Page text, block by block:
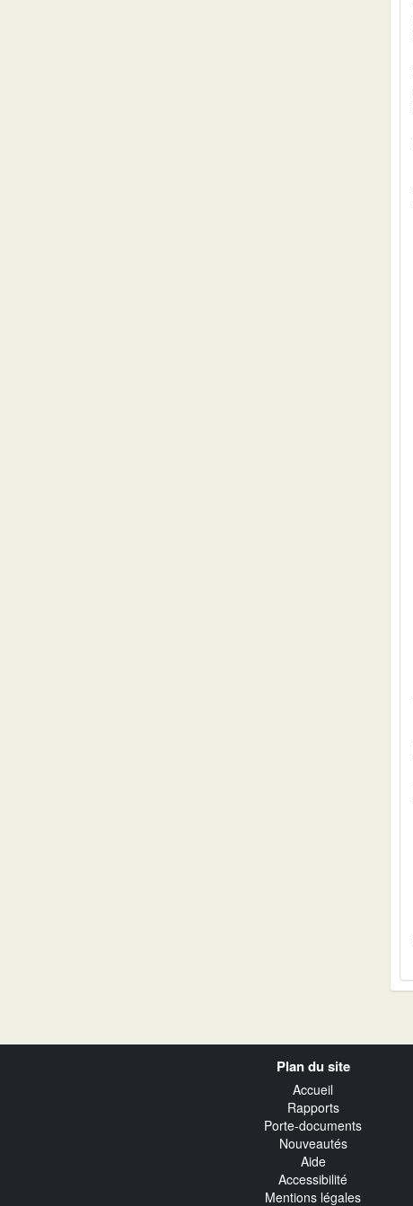
Plan du site
Accueil
Rapports
Porte-documents
Nouveautés
Aide
Accessibilité
Mentions légales